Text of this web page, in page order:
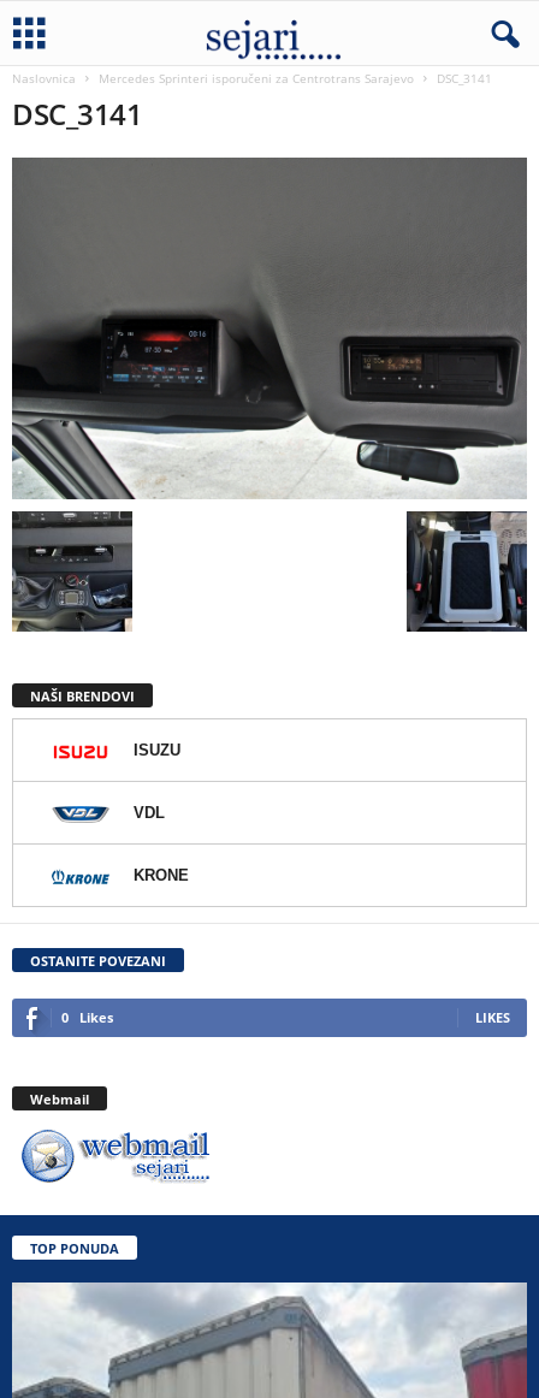
Naslovnica Mercedes Sprinteri isporučeni za Centrotrans Sarajevo DSC_3141
DSC_3141
NAŠI BRENDOVI
ISUZU
VDL
KRONE
OSTANITE POVEZANI
0 Likes LIKES
Webmail
TOP PONUDA